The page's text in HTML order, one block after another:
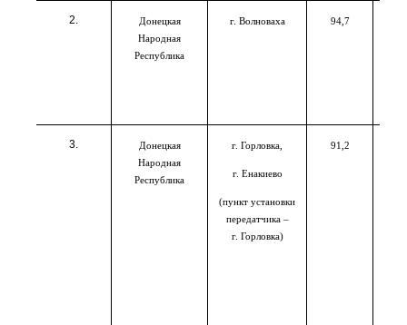
Донецкая
Народная
Республика
г. Волноваха 94,7
Донецкая
Народная
Республика
г. Горловка,
г. Енакиево
(пункт установки
передатчика –
г. Горловка)
91,2